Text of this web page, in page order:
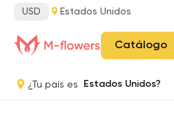
USD Estados Unidos
Catálogo
¿Tu país es Estados Unidos?